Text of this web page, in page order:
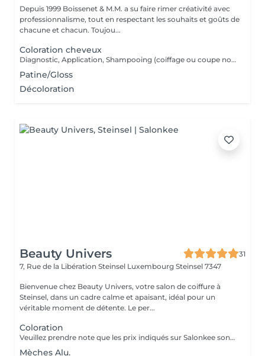
Depuis 1999 Boissenet & M.M. a su faire rimer créativité avec
professionnalisme, tout en respectant les souhaits et goûts de
chacune et chacun. Toujou...
Coloration cheveux
Diagnostic, Application, Shampooing (coiffage ou coupe non inclus) Prix est indicatif et peut varier en fonction du produit et de la quantité de couleur appliquée
Patine/Gloss
Décoloration
Beauty Univers
31
7, Rue de la Libération Steinsel Luxembourg Steinsel 7347
Bienvenue chez Beauty Univers, votre salon de coiffure à
Steinsel, dans un cadre calme et apaisant, idéal pour un
véritable moment de détente. Le per...
Coloration
Veuillez prendre note que les prix indiqués sur Salonkee sont communiqués à titre informatif et s'entendent de base. Ces derniers sont susceptibles de varier selon le diagnostic réalisé à votre arrivée au salon et l'expertise du professionnel à qui vous confiez votre beauté. Dans tous les cas, un devis précis vous sera proposé et toutes réalisations de prestations seront effectuées avec votre accord. Un grand merci d'avance pour votre compréhension. Au plaisir de vous revoir très vite.
Mèches Alu.